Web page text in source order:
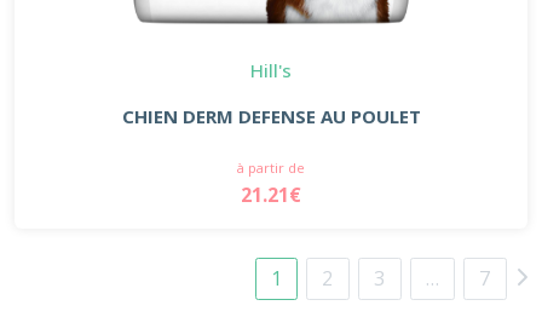
Hill's
CHIEN DERM DEFENSE AU POULET
à partir de
21.21€
1 2 3 … 7